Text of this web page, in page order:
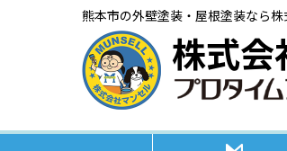
熊本市の外壁塗装・屋根塗装なら
株式会